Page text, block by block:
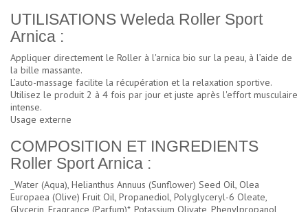
UTILISATIONS Weleda Roller Sport
Arnica :
Appliquer directement le Roller à l'arnica bio sur la peau, à l’aide de
la bille massante.
L’auto-massage facilite la récupération et la relaxation sportive.
Utilisez le produit 2 à 4 fois par jour et juste après l'effort musculaire
intense.
Usage externe
COMPOSITION ET INGREDIENTS
Roller Sport Arnica :
_Water (Aqua), Helianthus Annuus (Sunflower) Seed Oil, Olea
Europaea (Olive) Fruit Oil, Propanediol, Polyglyceryl-6 Oleate,
Glycerin, Fragrance (Parfum)*, Potassium Olivate, Phenylpropanol,